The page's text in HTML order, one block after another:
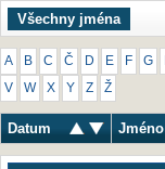
Všechny jména
A B C Č D E F G
V W X Y Z Ž
Datum Jméno